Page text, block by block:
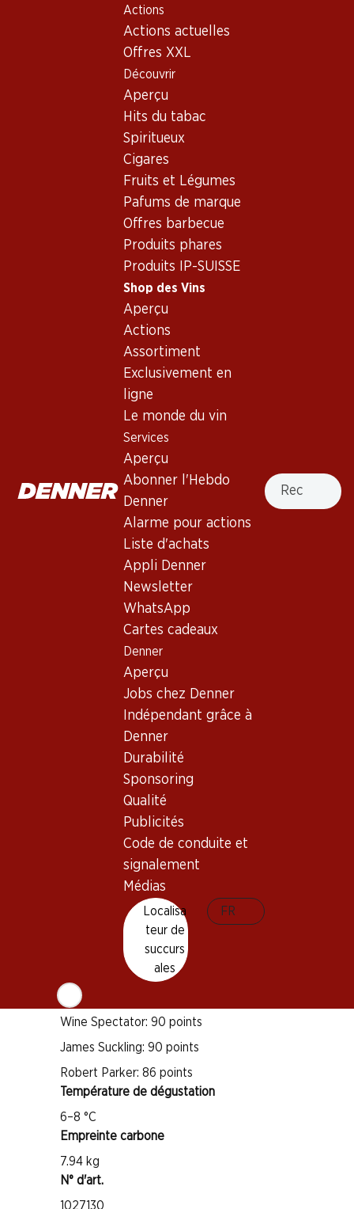
Actions
Actions actuelles
Offres XXL
Découvrir
Aperçu
Hits du tabac
Spiritueux
Cigares
Fruits et Légumes
Pafums de marque
Offres barbecue
Produits phares
Produits IP-SUISSE
Shop des Vins
Aperçu
Actions
Assortiment
Exclusivement en
ligne
Le monde du vin
Services
Aperçu
Abonner l'Hebdo
Denner
Alarme pour actions
Liste d'achats
Appli Denner
Newsletter
WhatsApp
Cartes cadeaux
Denner
Aperçu
Jobs chez Denner
Indépendant grâce à
Denner
Durabilité
Sponsoring
Qualité
Publicités
Code de conduite et
signalement
Médias
Localisa
teur de
succurs
ales
FR
Recherche
Shop des Vins
France
Champagne
Moët & Chandon Rosé Impérial Brut Champagne AOC
Recto Verso
Moët & Chandon Rosé Impérial
Brut Champagne AOC
Champagne
Robe rose saumon tendre. Nez corsé de fruits rouges, de
brioche et de pain toasté. Bouche avec une mousse délicate
Bon à savoir
Pinot Meunier
Chardonnay
1 an après l'achat
Distinctions
Wine Spectator: 90 points
James Suckling: 90 points
Robert Parker: 86 points
Température de dégustation
6–8 °C
Empreinte carbone
7.94 kg
N° d'art.
1027130